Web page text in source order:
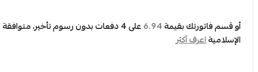
أو قسم فاتورتك بقيمة6.94 على4دفعات بدون رسوم تأخير،
الإسلاميةاعرف أكثر